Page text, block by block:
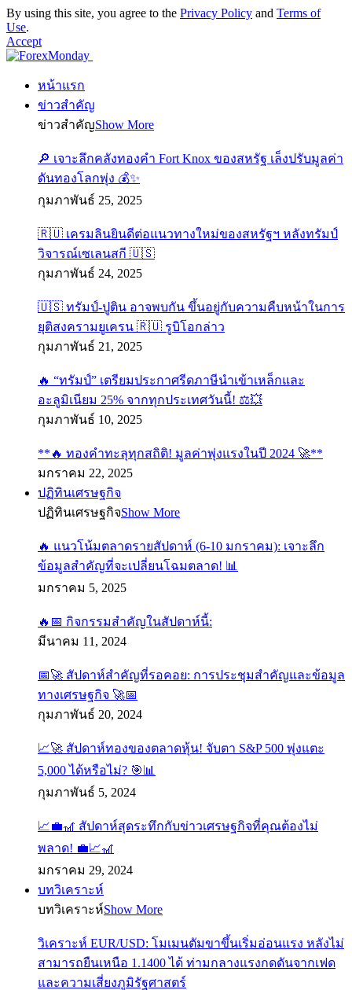
By using this site, you agree to the Privacy Policy and Terms of
Use.
Accept
หน้าแรก
ข่าวสำคัญ
ข่าวสำคัญShow More
🔎 เจาะลึกคลังทองคำ Fort Knox ของสหรัฐ เล็งปรับมูลค่า
ดันทองโลกพุ่ง 💰✨
กุมภาพันธ์ 25, 2025
🇷🇺 เครมลินยินดีต่อแนวทางใหม่ของสหรัฐฯ หลังทรัมป์
วิจารณ์เซเลนสกี 🇺🇸
กุมภาพันธ์ 24, 2025
🇺🇸 ทรัมป์-ปูติน อาจพบกัน ขึ้นอยู่กับความคืบหน้าในการ
ยุติสงครามยูเครน 🇷🇺 รูบิโอกล่าว
กุมภาพันธ์ 21, 2025
🔥 “ทรัมป์” เตรียมประกาศรีดภาษีนำเข้าเหล็กและ
อะลูมิเนียม 25% จากทุกประเทศวันนี้! ⚖️💥
กุมภาพันธ์ 10, 2025
**🔥 ทองคำทะลุทุกสถิติ! มูลค่าพุ่งแรงในปี 2024 🚀**
มกราคม 22, 2025
ปฏิทินเศรษฐกิจ
ปฏิทินเศรษฐกิจShow More
🔥 แนวโน้มตลาดรายสัปดาห์ (6-10 มกราคม): เจาะลึก
ข้อมูลสำคัญที่จะเปลี่ยนโฉมตลาด! 📊
มกราคม 5, 2025
🔥📅 กิจกรรมสำคัญในสัปดาห์นี้:
มีนาคม 11, 2024
📅🚀 สัปดาห์สำคัญที่รอคอย: การประชุมสำคัญและข้อมูล
ทางเศรษฐกิจ 🚀📅
กุมภาพันธ์ 20, 2024
📈🚀 สัปดาห์ทองของตลาดหุ้น! จับตา S&P 500 พุ่งแตะ
5,000 ได้หรือไม่? 🎯📊
กุมภาพันธ์ 5, 2024
📈💼🎢 สัปดาห์สุดระทึกกับข่าวเศรษฐกิจที่คุณต้องไม่
พลาด! 💼📈🎢
มกราคม 29, 2024
บทวิเคราะห์
บทวิเคราะห์Show More
วิเคราะห์ EUR/USD: โมเมนตัมขาขึ้นเริ่มอ่อนแรง หลังไม่
สามารถยืนเหนือ 1.1400 ได้ ท่ามกลางแรงกดดันจากเฟด
และความเสี่ยงภูมิรัฐศาสตร์